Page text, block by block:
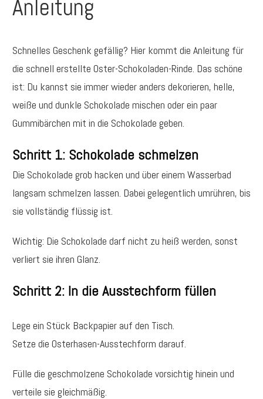
Anleitung
Schnelles Geschenk gefällig? Hier kommt die Anleitung für
die schnell erstellte Oster-Schokoladen-Rinde. Das schöne
ist: Du kannst sie immer wieder anders dekorieren, helle,
weiße und dunkle Schokolade mischen oder ein paar
Gummibärchen mit in die Schokolade geben.
Schritt 1: Schokolade schmelzen
Die Schokolade grob hacken und über einem Wasserbad
langsam schmelzen lassen. Dabei gelegentlich umrühren, bis
sie vollständig flüssig ist.
Wichtig: Die Schokolade darf nicht zu heiß werden, sonst
verliert sie ihren Glanz.
Schritt 2: In die Ausstechform füllen
Lege ein Stück Backpapier auf den Tisch.
Setze die Osterhasen-Ausstechform darauf.
Fülle die geschmolzene Schokolade vorsichtig hinein und
verteile sie gleichmäßig.